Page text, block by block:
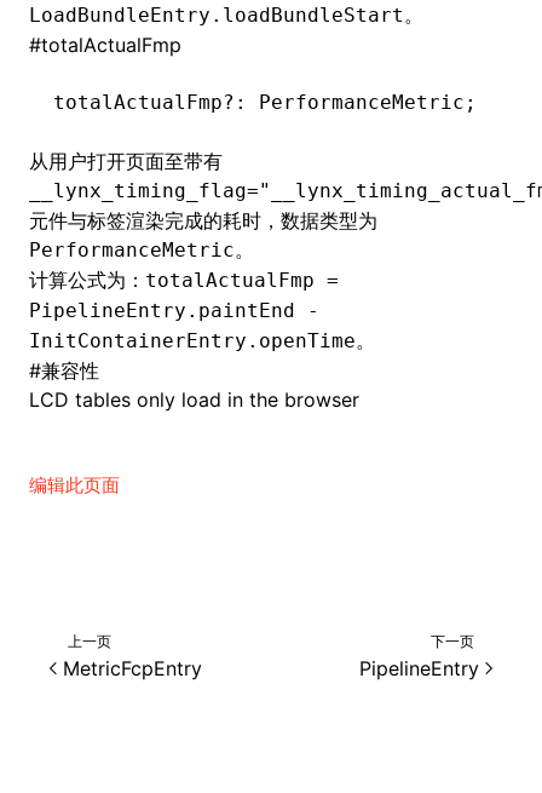
LoadBundleEntry.loadBundleStart 。
#totalActualFmp
totalActualFmp?: PerformanceMetric;
从用户打开页面至带有
元件与标签渲染完成的耗时，数据类型为
PerformanceMetric。
计算公式为： totalActualFmp =
PipelineEntry.paintEnd -
InitContainerEntry.openTime。
#兼容性
LCD tables only load in the browser
编辑此页面
上一页
MetricFcpEntry
下一页
PipelineEntry